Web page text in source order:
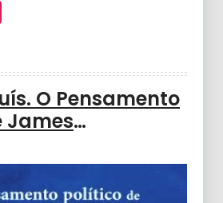
O Pensamento
James
e Inovação